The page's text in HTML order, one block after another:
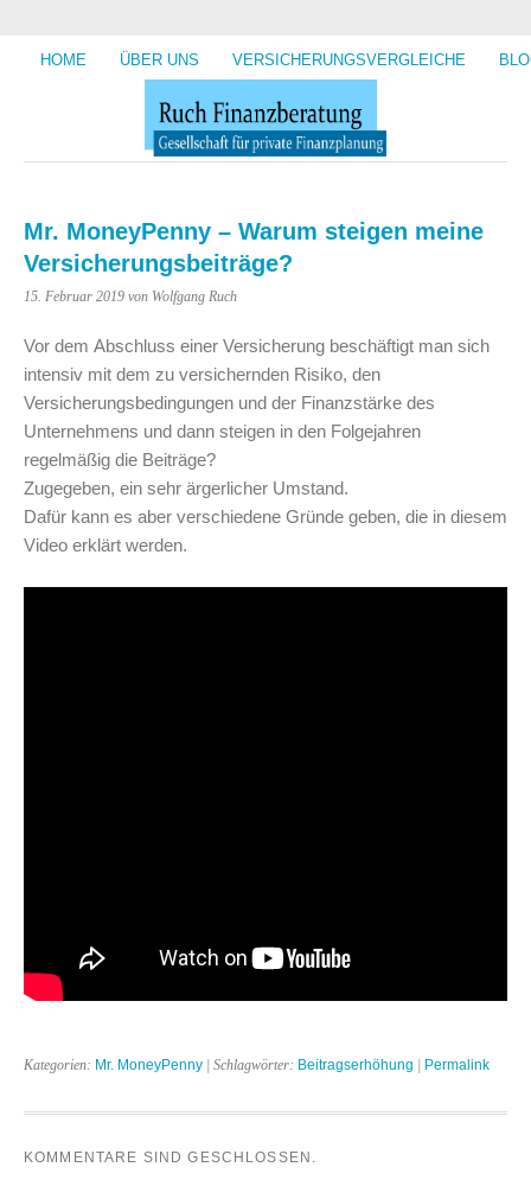
HOME ÜBER UNS VERSICHERUNGSVERGLEICHE
Mr. MoneyPenny – Warum steigen meine
Versicherungsbeiträge?
15. Februar 2019 von Wolfgang Ruch
Vor dem Abschluss einer Versicherung beschäftigt man sich
intensiv mit dem zu versichernden Risiko, den
Versicherungsbedingungen und der Finanzstärke des
Unternehmens und dann steigen in den Folgejahren
regelmäßig die Beiträge?
Zugegeben, ein sehr ärgerlicher Umstand.
Dafür kann es aber verschiedene Gründe geben, die in diesem
Video erklärt werden.
Kategorien: Mr. MoneyPenny | Schlagwörter: Beitragserhöhung | Permalink
KOMMENTARE SIND GESCHLOSSEN.